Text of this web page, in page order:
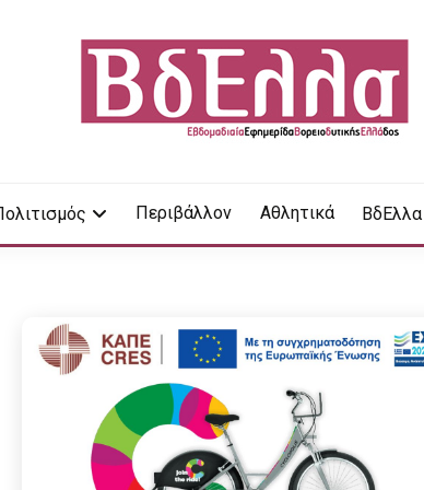
Περιβάλλον Αθλητικά ΒδΕλλα